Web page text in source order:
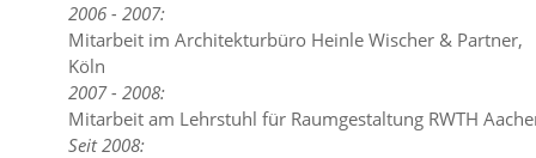
2006 - 2007:
Mitarbeit im Architekturbüro Heinle Wischer & Partner,
Köln
2007 - 2008:
Mitarbeit am Lehrstuhl für Raumgestaltung RWTH
Seit 2008: